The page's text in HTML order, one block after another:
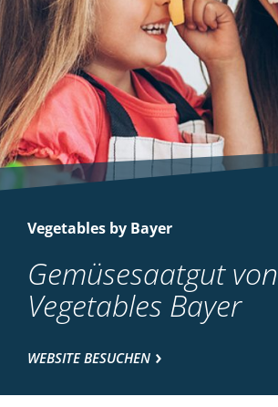
Vegetables by Bayer
Gemüsesaatgut von
Vegetables Bayer
WEBSITE BESUCHEN